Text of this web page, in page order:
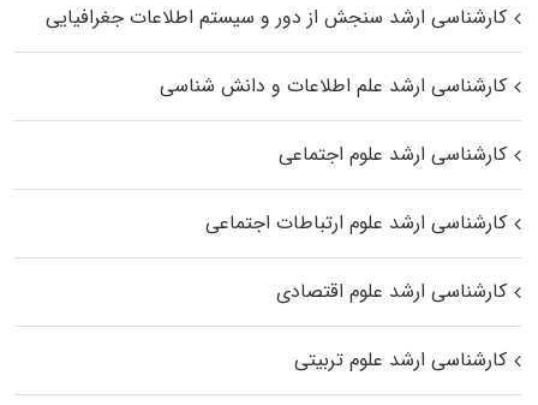
کارشناسی ارشد سنجش از دور و سیستم اطلاعات جغرافیایی
کارشناسی ارشد علم اطلاعات و دانش شناسی
کارشناسی ارشد علوم اجتماعی
کارشناسی ارشد علوم ارتباطات اجتماعی
کارشناسی ارشد علوم اقتصادی
کارشناسی ارشد علوم تربیتی